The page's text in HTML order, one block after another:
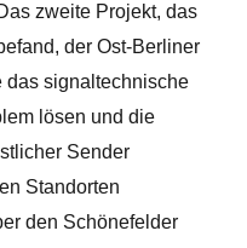
zweite Projekt, das
der Ost-Berliner
das signaltechnische
lösen und die
Sender
Standorten
den Schönefelder